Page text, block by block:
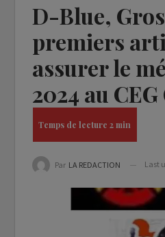
D-Blue,
premiers
assurer le
2024 au
Par LA REDACTION Last